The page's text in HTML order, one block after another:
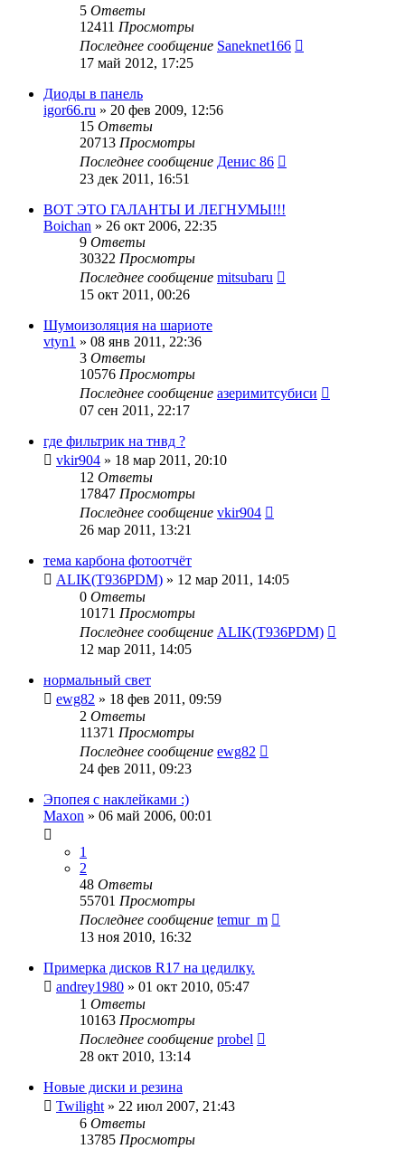
5 Ответы
12411 Просмотры
Последнее сообщение Saneknet166
17 май 2012, 17:25
Диоды в панель
igor66.ru » 20 фев 2009, 12:56
15 Ответы
20713 Просмотры
Последнее сообщение Денис 86
23 дек 2011, 16:51
ВОТ ЭТО ГАЛАНТЫ И ЛЕГНУМЫ!!!
Boichan » 26 окт 2006, 22:35
9 Ответы
30322 Просмотры
Последнее сообщение mitsubaru
15 окт 2011, 00:26
Шумоизоляция на шариоте
vtyn1 » 08 янв 2011, 22:36
3 Ответы
10576 Просмотры
Последнее сообщение азеримитсубиси
07 сен 2011, 22:17
где фильтрик на тнвд ?
vkir904 » 18 мар 2011, 20:10
12 Ответы
17847 Просмотры
Последнее сообщение vkir904
26 мар 2011, 13:21
тема карбона фотоотчёт
ALIK(T936PDM) » 12 мар 2011, 14:05
0 Ответы
10171 Просмотры
Последнее сообщение ALIK(T936PDM)
12 мар 2011, 14:05
нормальный свет
ewg82 » 18 фев 2011, 09:59
2 Ответы
11371 Просмотры
Последнее сообщение ewg82
24 фев 2011, 09:23
Эпопея с наклейками :)
Maxon » 06 май 2006, 00:01
1
2
48 Ответы
55701 Просмотры
Последнее сообщение temur_m
13 ноя 2010, 16:32
Примерка дисков R17 на цедилку.
andrey1980 » 01 окт 2010, 05:47
1 Ответы
10163 Просмотры
Последнее сообщение probel
28 окт 2010, 13:14
Новые диски и резина
Twilight » 22 июл 2007, 21:43
6 Ответы
13785 Просмотры